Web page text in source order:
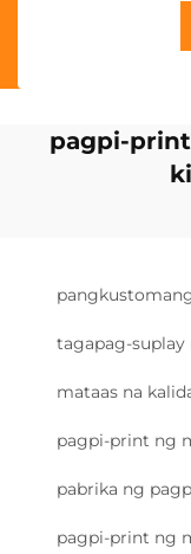
pagpi-
tagapag-
mataas na
pagpi-print ng
pabrika ng
pagpi-print ng